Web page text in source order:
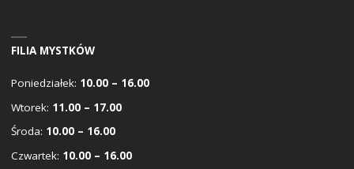
FILIA MYSTKÓW
Poniedziałek: 10.00 – 16.00
Wtorek: 11.00 – 17.00
Środa: 10.00 – 16.00
Czwartek: 10.00 – 16.00